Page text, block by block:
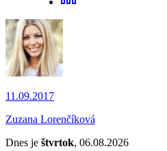
11.09.2017
Zuzana Lorenčíková
Dnes je štvrtok, 06.08.2026